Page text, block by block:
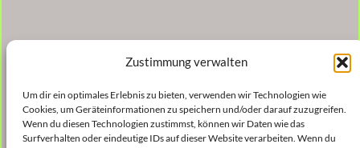
Zustimmung verwalten
Um dir ein optimales Erlebnis zu bieten, verwenden wir Technologien wie
Cookies, um Geräteinformationen zu speichern und/oder darauf zuzugreifen.
Wenn du diesen Technologien zustimmst, können wir Daten wie das
Surfverhalten oder eindeutige IDs auf dieser Website verarbeiten. Wenn du